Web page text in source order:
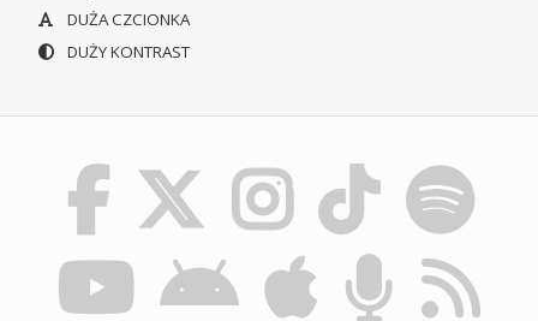
DUŻA CZCIONKA
DUŻY KONTRAST